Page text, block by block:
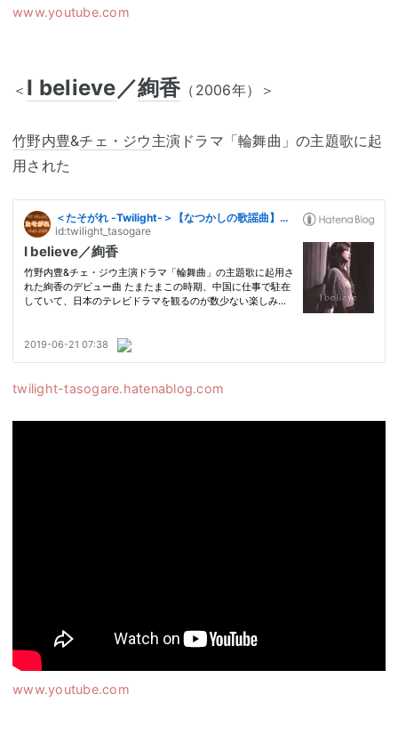
www.youtube.com
＜ I believe／絢香（2006年）＞
竹野内豊&チェ・ジウ 主演ドラマ「輪舞曲」の主題歌に起
用された
twilight-tasogare.hatenablog.com
www.youtube.com